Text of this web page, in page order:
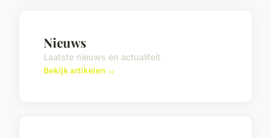
Nieuws
Laatste nieuws en actualiteit
Bekijk artikelen →